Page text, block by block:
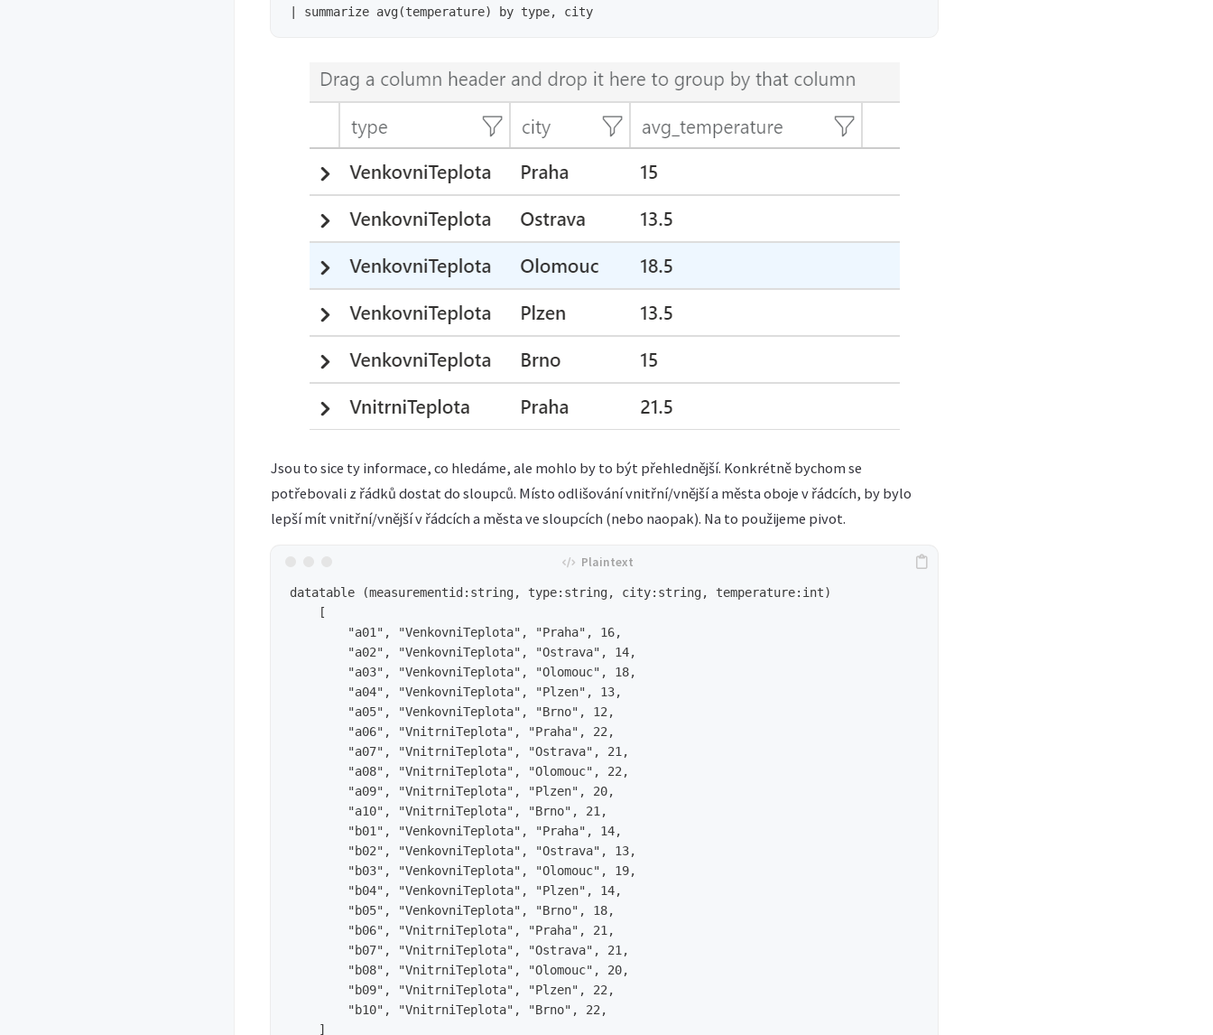
Jsou to sice ty informace, co hledáme, ale mohlo by to být přehlednější. Konkrétně bychom se
potřebovali z řádků dostat do sloupců. Místo odlišování vnitřní/vnější a města oboje v řádcích, by bylo
lepší mít vnitřní/vnější v řádcích a města ve sloupcích (nebo naopak). Na to použijeme pivot.
datatable (measurementid:string, type:string, city:string, temperature:int)
    [
        "a01", "VenkovniTeplota", "Praha", 16,
        "a02", "VenkovniTeplota", "Ostrava", 14,
        "a03", "VenkovniTeplota", "Olomouc", 18,
        "a04", "VenkovniTeplota", "Plzen", 13,
        "a05", "VenkovniTeplota", "Brno", 12,
        "a06", "VnitrniTeplota", "Praha", 22,
        "a07", "VnitrniTeplota", "Ostrava", 21,
        "a08", "VnitrniTeplota", "Olomouc", 22,
        "a09", "VnitrniTeplota", "Plzen", 20,
        "a10", "VnitrniTeplota", "Brno", 21,
        "b01", "VenkovniTeplota", "Praha", 14,
        "b02", "VenkovniTeplota", "Ostrava", 13,
        "b03", "VenkovniTeplota", "Olomouc", 19,
        "b04", "VenkovniTeplota", "Plzen", 14,
        "b05", "VenkovniTeplota", "Brno", 18,
        "b06", "VnitrniTeplota", "Praha", 21,
        "b07", "VnitrniTeplota", "Ostrava", 21,
        "b08", "VnitrniTeplota", "Olomouc", 20,
        "b09", "VnitrniTeplota", "Plzen", 22,
        "b10", "VnitrniTeplota", "Brno", 22,
    ]